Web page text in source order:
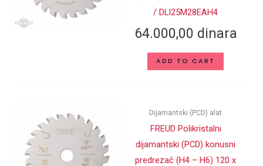
/ DLI25M28EAH4
64.000,00 dinara
ADD TO CART
Dijamantski (PCD) alat
FREUD Polikristalni
dijamantski (PCD) konusni
predrezač (H4 – H6) 120 x